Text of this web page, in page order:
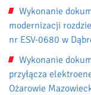
Wykonanie
modernizacji
nr ESV-0680 w
Wykonanie
przyłącza
Ożarowie